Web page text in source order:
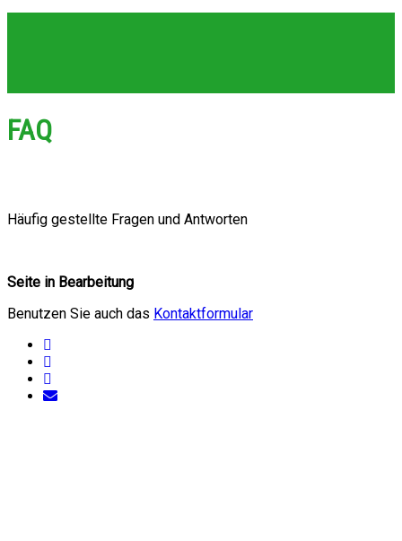
FAQ
Häufig gestellte Fragen und Antworten
Seite in Bearbeitung
Benutzen Sie auch das Kontaktformular